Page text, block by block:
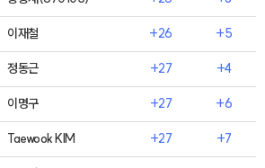
이재철 +26 +5
정동근 +27 +4
이명구 +27 +6
Taewook KIM +27 +7